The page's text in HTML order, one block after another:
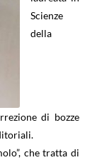
Scienze
della
di bozze
che tratta di